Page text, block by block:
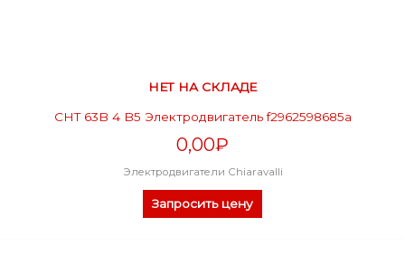
НЕТ НА СКЛАДЕ
CHT 63B 4 B5 Электродвигатель f2962598685a
0,00₽
Электродвигатели Chiaravalli
Запросить цену